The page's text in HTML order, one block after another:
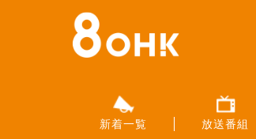
新着一覧 放送番組